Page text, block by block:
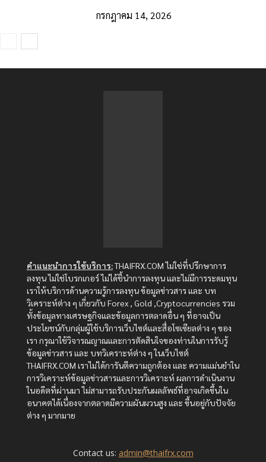
กรกฎาคม 14, 2026
คำแนะนำการใช้บริการ:THAIFRX.COM ไม่ใช่ที่ปรึกษาการ
ลงทุน ไม่ใช่โบรกเกอร์ ไม่ได้ชี้นำการลงทุน และไม่มีการระดมทุน
เราให้บริการด้านความรู้การลงทุน ข้อมูลข่าวสาร และ บท
วิเคราะห์ต่าง ๆ เกี่ยวกับ Forex , Gold ,Cryptocurrencies รวม
ทั้งข้อมูลทางเศรษฐกิจและข้อมูลการตลาดอื่น ๆ ที่อาจเป็น
ประโยชน์กับกลุ่มผู้ใช้บริการเว็บไซต์และสื่อโซเซียลต่าง ๆ ของ
เรา กรุณาใช้วิจารณญาณและการตัดสินใจของท่านในการรับรู้
ข้อมูลข่าวสาร และ บทวิเคราะห์ต่าง ๆ ในเว็บไซต์
THAIFRX.COM เราไม่ได้การันตีความถูกต้อง และ ความแม่นยำใน
การวิเคราะห์ข้อมูลข่าวสารและการวิเคราะห์ ผลการดำเนินงาน
ในอดีตที่ผ่านมา ไม่สามารถรับประกันผลลัพธ์ที่อาจเกิดขึ้นใน
อนาคตได้เนื่องจากตลาดมีความผันผวนสูง และ ขึ้นอยู่กับปัจจัย
ต่าง ๆ มากมาย
Contact us: admin@thaifrx.com